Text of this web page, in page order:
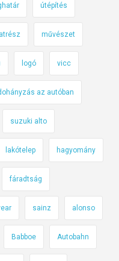
útépítés
művészet
logó vicc
az autóban
suzuki alto
lakótelep hagyomány
fáradtság
sainz alonso
Babboe Autobahn